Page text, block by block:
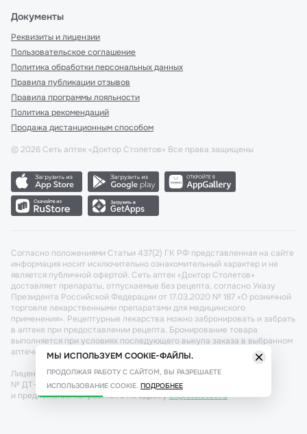
Документы
Реквизиты и лицензии
Пользовательское соглашение
Политика обработки персональных данных
Правила публикации отзывов
Правила программы лояльности
Политика рекомендаций
Продажа дистанционным способом
© 2026 Сеть аптек «Доктор Столетов» Все права защищены
Согласно положениями Статьи 437(2) ГК РФ представленная на сайте
информация носит исключительно ознакомительный характер и не
является публичной офертой. Сеть аптек «Доктор Столетов»
доставляет препараты, отпускаемые без рецепта, согласно Указу
Президента Российской Федерации от 17.03.2020 № 187 «О розничной
торговле лекарственными препаратами для медицинского
применения». Рецептурные лекарства можно забронировать и забрать
в аптеке при предоставлении рецепта. Бронирование товара
выполняется при условиях последующего выкупа заказа в выбранном
аптечном пункте.
Лицензия №: ЛО-77-02-011340 от 22 декабря 2020г. Разрешение
№ ДТ-77-000421 от 25.10.2021 г. Вопросы по заказам, претензии
и предложения направляйте по адресу:cx@stoletov.ru
МЫ ИСПОЛЬЗУЕМ COOKIE-ФАЙЛЫ.
ПРОДОЛЖАЯ РАБОТУ С САЙТОМ, ВЫ РАЗРЕШАЕТЕ
ИСПОЛЬЗОВАНИЕ COOKIE. ПОДРОБНЕЕ